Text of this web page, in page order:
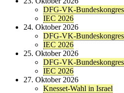
DFG-VK-
IEC 2026
24. Oktober 2026
DFG-VK-
IEC 2026
25. Oktober 2026
DFG-VK-
IEC 2026
27. Oktober 2026
Knesset-Wahl in Israel